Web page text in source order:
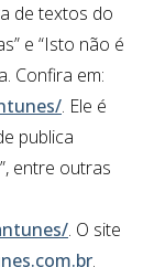
de textos do
e “Isto não é
Confira em:
. Ele é
publica
entre outras
. O site
.